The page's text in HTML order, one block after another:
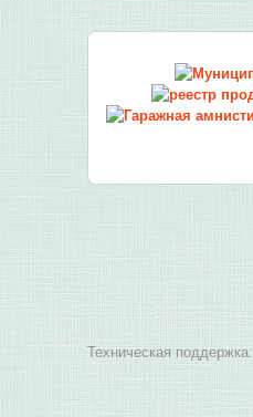
Техническая поддержка: